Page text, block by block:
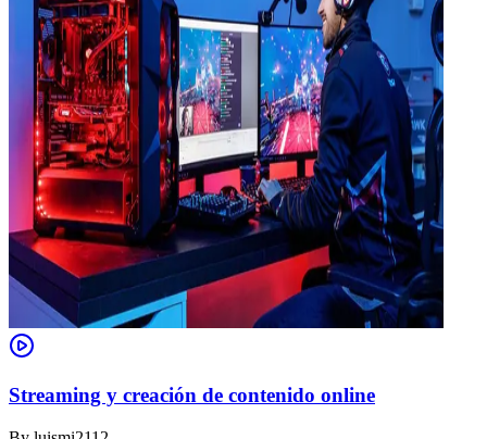
Streaming y creación de contenido online